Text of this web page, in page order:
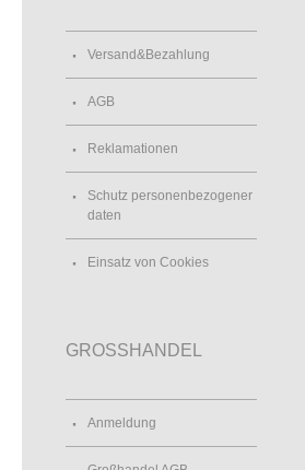
Versand&Bezahlung
AGB
Reklamationen
Schutz personenbezogener
daten
Einsatz von Cookies
GROSSHANDEL
Anmeldung